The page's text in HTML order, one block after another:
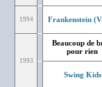
1994 Frankenstein
1993
Beaucoup de
pour rien
Swing Kids